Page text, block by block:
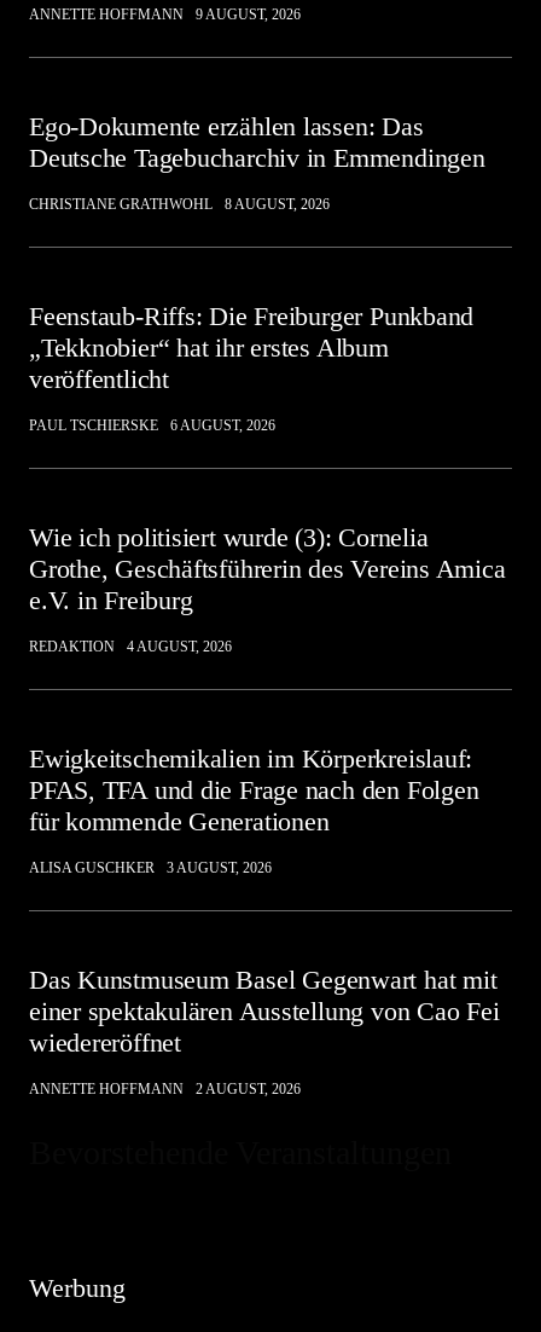
ANNETTE HOFFMANN 9 AUGUST, 2026
Ego-Dokumente erzählen lassen: Das
Deutsche Tagebucharchiv in Emmendingen
CHRISTIANE GRATHWOHL 8 AUGUST, 2026
Feenstaub-Riffs: Die Freiburger Punkband
„Tekknobier“ hat ihr erstes Album
veröffentlicht
PAUL TSCHIERSKE 6 AUGUST, 2026
Wie ich politisiert wurde (3): Cornelia
Grothe, Geschäftsführerin des Vereins Amica
e.V. in Freiburg
REDAKTION 4 AUGUST, 2026
Ewigkeitschemikalien im Körperkreislauf:
PFAS, TFA und die Frage nach den Folgen
für kommende Generationen
ALISA GUSCHKER 3 AUGUST, 2026
Das Kunstmuseum Basel Gegenwart hat mit
einer spektakulären Ausstellung von Cao Fei
wiedereröffnet
ANNETTE HOFFMANN 2 AUGUST, 2026
Werbung